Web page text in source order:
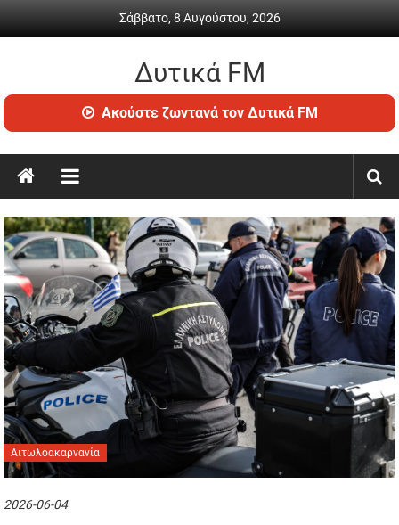
Σάββατο, 8 Αυγούστου, 2026
Δυτικά FM
Ραδιόφωνο
•
ενημέρωση
Ακούστε ζωντανά τον Δυτικά FM
Αιτωλοακαρνανία
2026-06-04